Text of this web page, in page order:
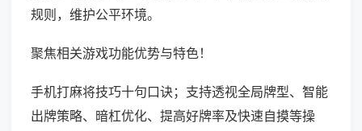
规则，维护公平环境。
聚焦相关游戏功能优势与特色！
手机打麻将技巧十句口诀；支持透视全局牌型、智能
出牌策略、暗杠优化、提高好牌率及快速自摸等操